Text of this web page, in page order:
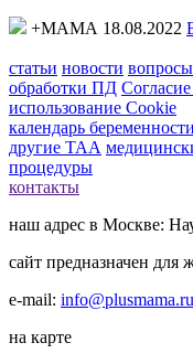
+МАМА 18.08.2022
статьи новости
обработки ПД
использование Cookie
календарь беременности
другие ТАА
процедуры
контакты
наш адрес в Москве:
сайт предназначен для
e-mail: info@plusmama.ru
на карте